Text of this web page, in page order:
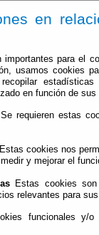
en
importantes para el
usamos cookies
en función de sus
Se requieren estas
Estas cookies nos
y mejorar el
Estas cookies
relevantes para sus
funcionales y/